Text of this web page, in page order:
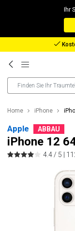
Ihr
Home iPhone
Apple ABBAU
iPhone 12
4.4 / 5 |